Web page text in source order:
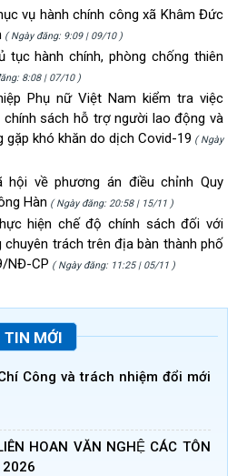
vụ hành chính công xã Khâm Đức
( Ngày đăng: 9:09 | 09/10 )
tục hành chính, phòng chống thiên
8:08 | 07/10 )
Phụ nữ Việt Nam kiểm tra việc
sách hỗ trợ người lao động và
khó khăn do dịch Covid-19 ( Ngày
hội về phương án điều chỉnh Quy
Hàn ( Ngày đăng: 20:58 | 15/11 )
hiện chế độ chính sách đối với
trách trên địa bàn thành phố
NĐ-CP ( Ngày đăng: 11:25 | 05/11 )
TIN MỚI
Công và trách nhiệm đổi mới
HOAN VĂN NGHỆ CÁC TÔN
2026